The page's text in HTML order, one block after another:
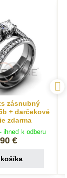
zásnubný
+ darčekové
zdarma
ihneď k odberu
€